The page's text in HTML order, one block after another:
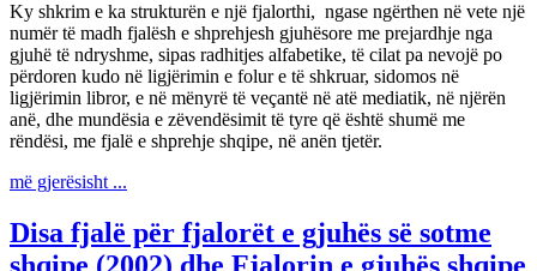
Ky shkrim e ka strukturën e një fjalorthi, ngase ngërthen në vete një
numër të madh fjalësh e shprehjesh gjuhësore me prejardhje nga
gjuhë të ndryshme, sipas radhitjes alfabetike, të cilat pa nevojë po
përdoren kudo në ligjërimin e folur e të shkruar, sidomos në
ligjërimin libror, e në mënyrë të veçantë në atë mediatik, në njërën
anë, dhe mundësia e zëvendësimit të tyre që është shumë me
rëndësi, me fjalë e shprehje shqipe, në anën tjetër.
më gjerësisht ...
Disa fjalë për fjalorët e gjuhës së sotme